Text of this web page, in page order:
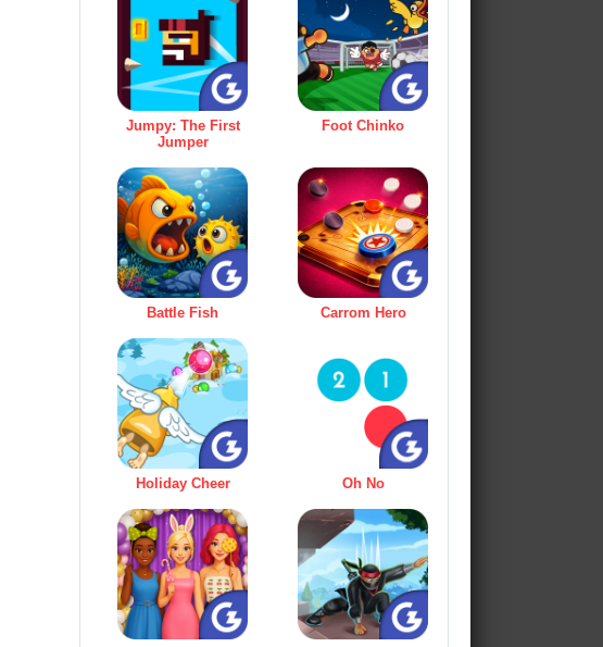
Jumpy: The First
Jumper
Foot Chinko
Battle Fish Carrom Hero
Holiday Cheer Oh No